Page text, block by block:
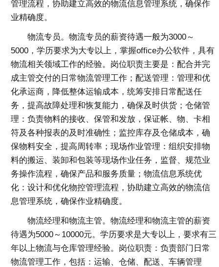
管理流程，协助建立高效的物流信息管理系统，确保作
业精确度。
物流专员。物流专员的薪资待遇一般为3000～
5000，学历要求为大专以上，掌握office办公软件，具有
物流相关领域工作的经验。岗位职责主要是：配合并完
成主管交付的日常物流管理工作；配送管理：管理和优
化承运商，降低整体运输成本，统筹安排日常配送任
务，提高故障处理和恢复能力，确保及时供货；仓储管
理：负责物料的接收、保管和发放，保证帐、物、卡相
符及各种报表的及时准确性；监控库存及仓储成本，确
保物料安全，提高周转率；现场作业管理：组织安排物
料的搬运、装卸和包装等现场作业任务，监督、规范业
务操作流程，确保产品和服务质量；物流信息系统优
化：设计和优化物控管理流程，协助建立高效的物流信
息管理系统，确保作业精确度。
物流经理和物流主管。物流经理和物流主管的薪资
待遇为5000～10000元。学历要求是大专以上，要求有三
年以上物流与仓库管理经验。岗位职责：负责部门日常
物流管理工作，包括：运输、仓储、配送、车辆管理